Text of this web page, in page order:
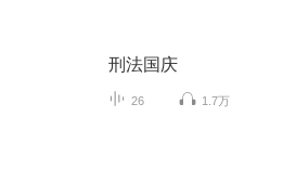
刑法国庆
26 1.7万